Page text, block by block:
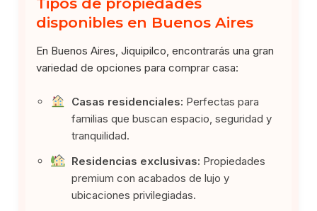
disponibles en Buenos Aires
En Buenos Aires, Jiquipilco, encontrarás una gran
variedad de opciones para comprar casa:
Casas residenciales: Perfectas para
familias que buscan espacio, seguridad y
tranquilidad.
Residencias exclusivas: Propiedades
premium con acabados de lujo y
ubicaciones privilegiadas.